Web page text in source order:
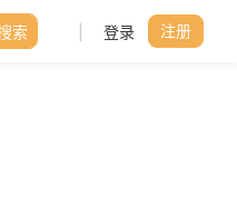
登录 注册